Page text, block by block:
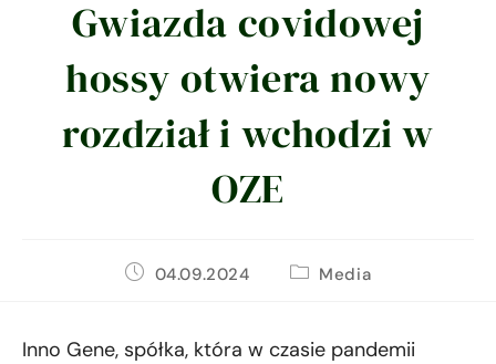
Gwiazda covidowej
hossy otwiera nowy
rozdział i wchodzi w
OZE
04.09.2024 Media
Inno Gene, spółka, która w czasie pandemii